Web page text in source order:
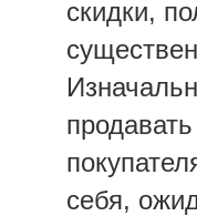
скидки,
себя,